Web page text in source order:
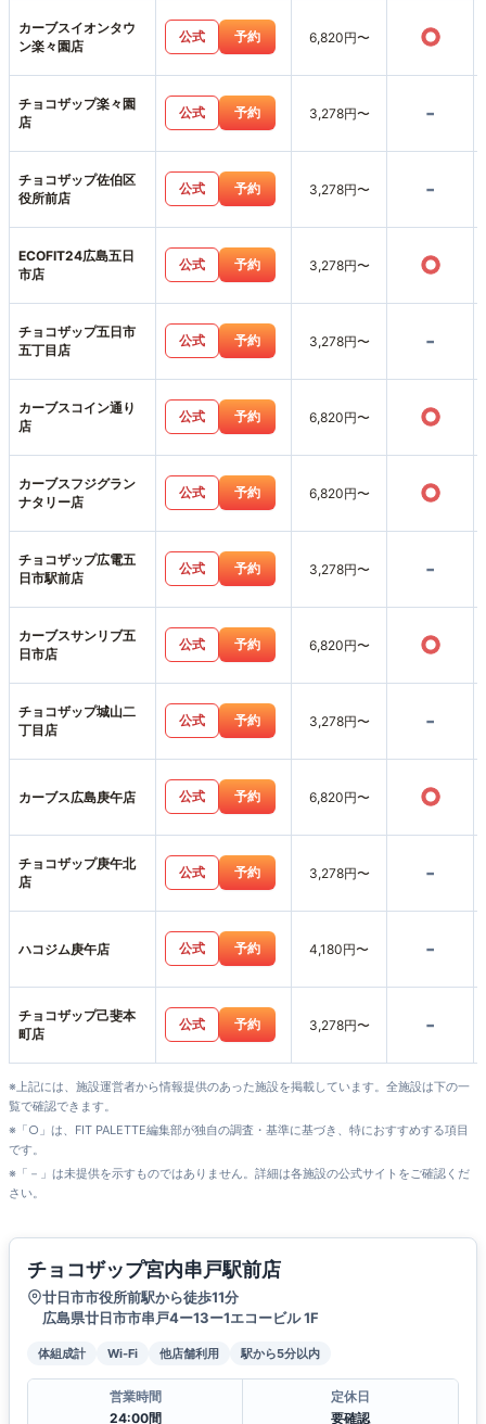
カーブスイオンタウ
ン楽々園店
公式 予約 6,820円〜 ○
チョコザップ楽々園
店
公式 予約 3,278円〜 -
チョコザップ佐伯区
役所前店
公式 予約 3,278円〜 -
ECOFIT24広島五日
市店
公式 予約 3,278円〜 ○
チョコザップ五日市
五丁目店
公式 予約 3,278円〜 -
カーブスコイン通り
店
公式 予約 6,820円〜 ○
カーブスフジグラン
ナタリー店
公式 予約 6,820円〜 ○
チョコザップ広電五
日市駅前店
公式 予約 3,278円〜 -
カーブスサンリブ五
日市店
公式 予約 6,820円〜 ○
チョコザップ城山二
丁目店
公式 予約 3,278円〜 -
カーブス広島庚午店 公式 予約 6,820円〜 ○
チョコザップ庚午北
店
公式 予約 3,278円〜 -
ハコジム庚午店 公式 予約 4,180円〜 -
チョコザップ己斐本
町店
公式 予約 3,278円〜 -
※上記には、施設運営者から情報提供のあった施設を掲載しています。全施設は下の一
覧で確認できます。
※「○」は、FIT PALETTE編集部が独自の調査・基準に基づき、特におすすめする項目
です。
※「－」は未提供を示すものではありません。詳細は各施設の公式サイトをご確認くだ
さい。
チョコザップ宮内串戸駅前店
廿日市市役所前駅から徒歩11分
広島県廿日市市串戸4ー13ー1エコービル 1F
体組成計 Wi-Fi 他店舗利用 駅から5分以内
営業時間
24:00間
定休日
要確認